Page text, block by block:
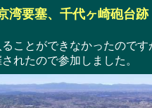
湾要塞、千代ヶ崎砲台
ことができなかったので
れたので参加しました。